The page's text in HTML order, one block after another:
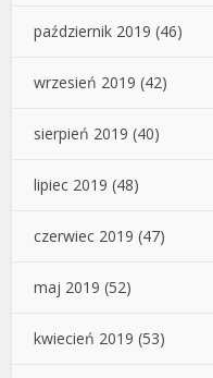
październik 2019 (46)
wrzesień 2019 (42)
sierpień 2019 (40)
lipiec 2019 (48)
czerwiec 2019 (47)
maj 2019 (52)
kwiecień 2019 (53)